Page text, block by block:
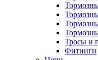
Тросы и
Фитинги